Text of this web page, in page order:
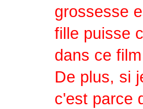
grossesse
fille puisse
dans ce
De plus, si
c'est parce